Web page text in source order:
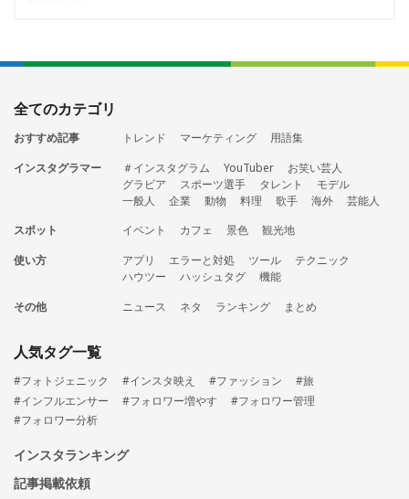
全てのカテゴリ
おすすめ記事 トレンド マーケティング
用語集
インスタグラマー
＃インスタグラム YouTuber
お笑い芸人
グラビア
スポーツ選手 タレント
モデル
一般人
企業 動物 料理 歌手 海外
芸能人
スポット
イベント カフェ 景色
観光地
使い方
アプリ エラーと対処 ツール
テクニック
ハウツー
ハッシュタグ
機能
その他
ニュース ネタ ランキング まとめ
人気タグ一覧
#フォトジェニック #インスタ映え #ファッション
#旅
#インフルエンサー
#フォロワー増やす
#フォロワー管理
#フォロワー分析
インスタランキング
記事掲載依頼